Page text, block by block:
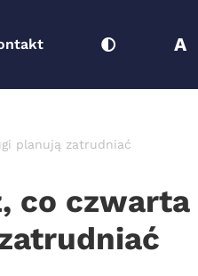
A
planują zatrudniać
co